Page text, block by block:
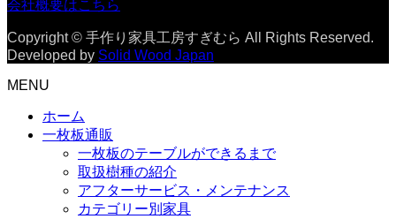
会社概要はこちら
Copyright © 手作り家具工房すぎむら All Rights Reserved.
Developed by Solid Wood Japan
MENU
ホーム
一枚板通販
一枚板のテーブルができるまで
取扱樹種の紹介
アフターサービス・メンテナンス
カテゴリー別家具